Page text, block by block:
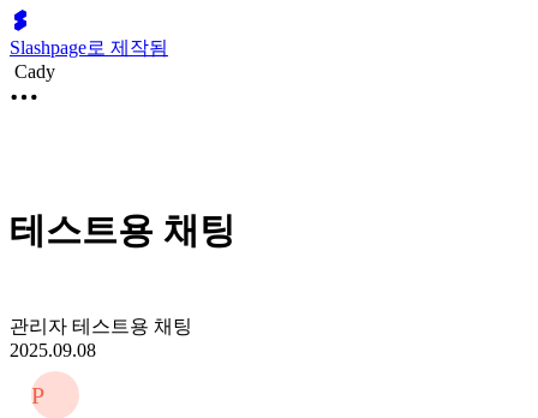
Slashpage로 제작됨
Cady
테스트용 채팅
관리자 테스트용 채팅
2025.09.08
P